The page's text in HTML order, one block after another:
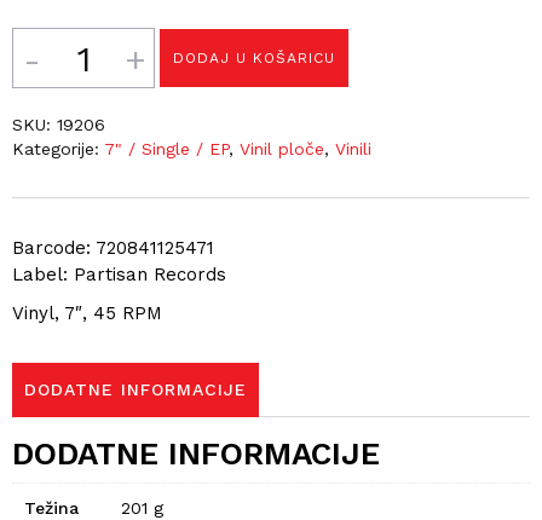
Barcode: 720841125471
Label: Partisan Records
Vinyl, 7″, 45 RPM
DODAJ U KOŠARICU
SKU: 19206
Kategorije: 7" / Single / EP, Vinil ploče, Vinili
DODATNE INFORMACIJE
DODATNE INFORMACIJE
Težina 201 g